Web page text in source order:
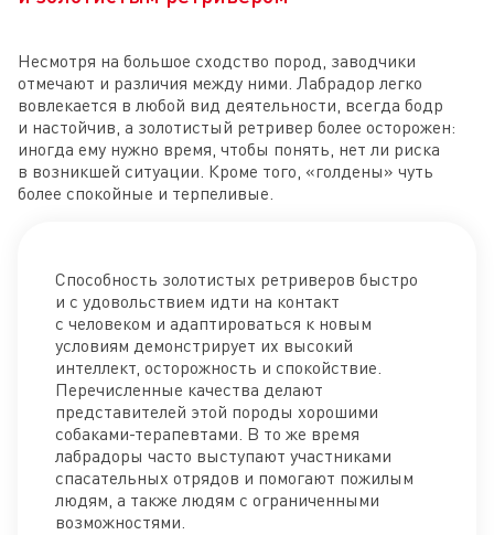
Несмотря на большое сходство пород, заводчики
отмечают и различия между ними. Лабрадор легко
вовлекается в любой вид деятельности, всегда бодр
и настойчив, а золотистый ретривер более осторожен:
иногда ему нужно время, чтобы понять, нет ли риска
в возникшей ситуации. Кроме того, «голдены» чуть
более спокойные и терпеливые.
Способность золотистых ретриверов быстро
и с удовольствием идти на контакт
с человеком и адаптироваться к новым
условиям демонстрирует их высокий
интеллект, осторожность и спокойствие.
Перечисленные качества делают
представителей этой породы хорошими
собаками-терапевтами. В то же время
лабрадоры часто выступают участниками
спасательных отрядов и помогают пожилым
людям, а также людям с ограниченными
возможностями.